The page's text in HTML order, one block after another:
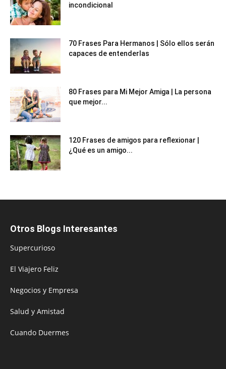
incondicional
70 Frases Para Hermanos | Sólo ellos serán
capaces de entenderlas
80 Frases para Mi Mejor Amiga | La persona
que mejor...
120 Frases de amigos para reflexionar |
¿Qué es un amigo...
Otros Blogs Interesantes
Supercurioso
El Viajero Feliz
Negocios y Empresa
Salud y Amistad
Cuando Duermes